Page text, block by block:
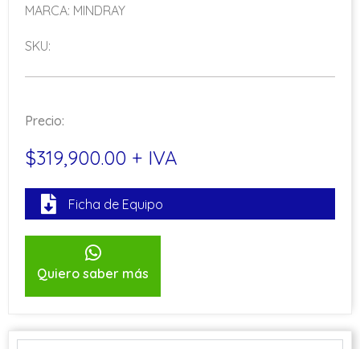
MARCA: MINDRAY
SKU:
Precio:
$319,900.00 + IVA
Ficha de Equipo
Quiero saber más